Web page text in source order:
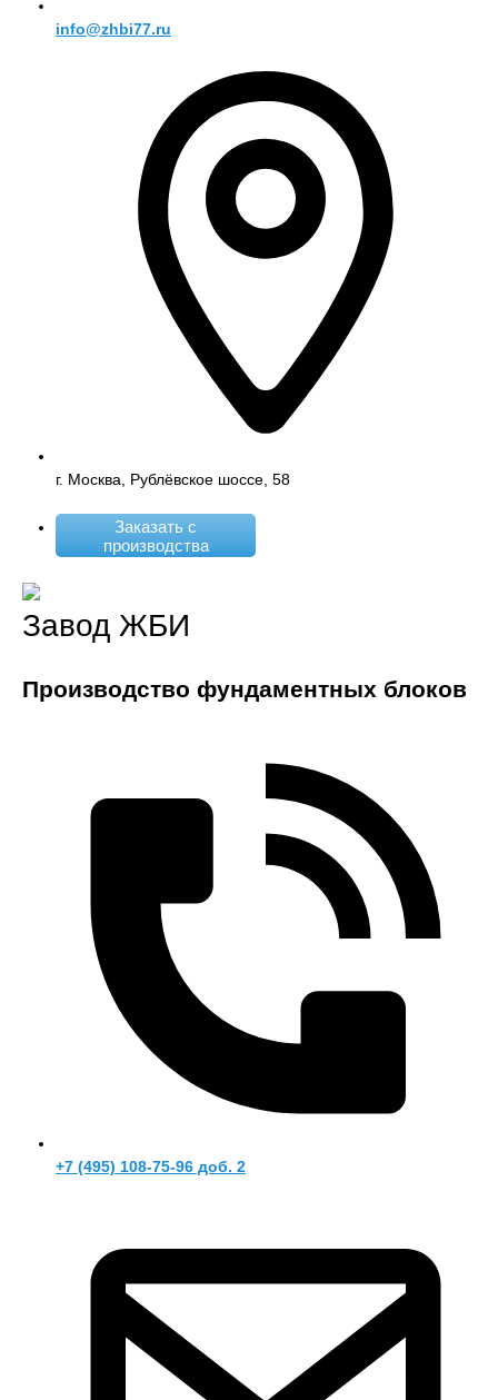
info@zhbi77.ru
г. Москва, Рублёвское шоссе, 58
Заказать с
производства
Завод ЖБИ
Производство фундаментных блоков
+7 (495) 108-75-96 доб. 2